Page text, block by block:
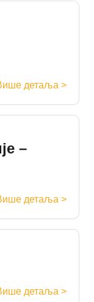
детаља >
–
детаља >
детаља >